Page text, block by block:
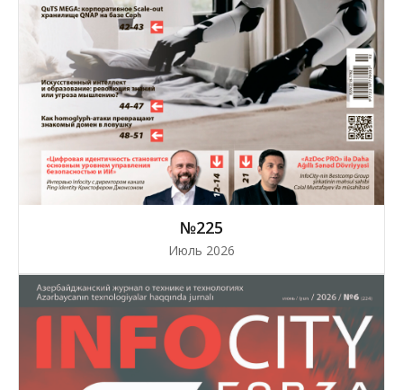
№225
Июль 2026